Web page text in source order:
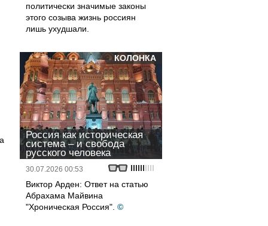
политически значимые законы
этого созыва жизнь россиян
лишь ухудшали.
КОЛОНКА
Россия как историческая
система – и свобода
русского человека
30.07.2026 00:53
Виктор Арден: Ответ на статью
Абрахама Майвина
"Хроническая Россия". ©